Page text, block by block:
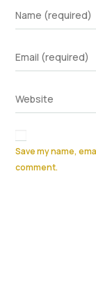
Save my name,
comment.